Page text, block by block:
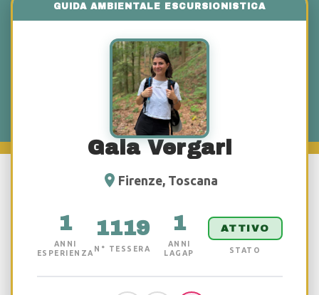
Gaia Vergari
Firenze, Toscana
1
ANNI
ESPERIENZA
1119
N° TESSERA
1
ANNI
LAGAP
ATTIVO
STATO